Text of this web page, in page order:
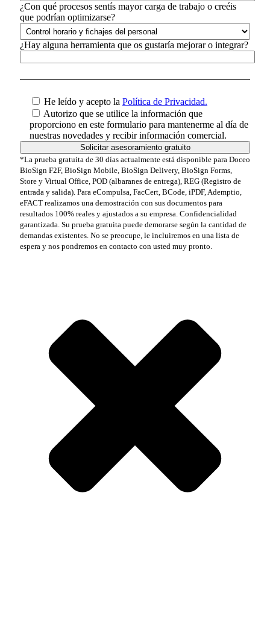
¿Con qué procesos sentís mayor carga de trabajo o creéis
que podrían optimizarse?
¿Hay alguna herramienta que os gustaría mejorar o integrar?
He leído y acepto la Política de Privacidad.
Autorizo que se utilice la información que
proporciono en este formulario para mantenerme al día de
nuestras novedades y recibir información comercial.
*La prueba gratuita de 30 días actualmente está disponible para Doceo
BioSign F2F, BioSign Mobile, BioSign Delivery, BioSign Forms,
Store y Virtual Office, POD (albaranes de entrega), REG (Registro de
entrada y salida). Para eCompulsa, FacCert, BCode, iPDF, Ademptio,
eFACT realizamos una demostración con sus documentos para
resultados 100% reales y ajustados a su empresa. Confidencialidad
garantizada. Su prueba gratuita puede demorarse según la cantidad de
demandas existentes. No se preocupe, le incluiremos en una lista de
espera y nos pondremos en contacto con usted muy pronto.